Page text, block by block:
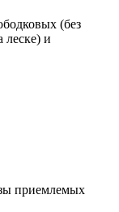
(без
леске) и
приемлемых